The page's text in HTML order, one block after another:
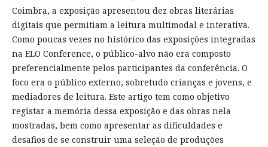
Coimbra, a exposição apresentou dez obras literárias
digitais que permitiam a leitura multimodal e interativa.
Como poucas vezes no histórico das exposições integradas
na ELO Conference, o público-alvo não era composto
preferencialmente pelos participantes da conferência. O
foco era o público externo, sobretudo crianças e jovens, e
mediadores de leitura. Este artigo tem como objetivo
registar a memória dessa exposição e das obras nela
mostradas, bem como apresentar as dificuldades e
desafios de se construir uma seleção de produções